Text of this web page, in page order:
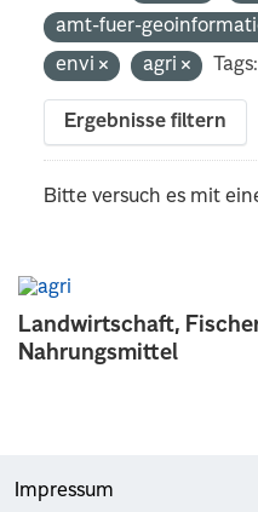
Landwirtschaft,
Nahrungsmittel
amt-fuer-
envi
agri Tags:
Ergebnisse filtern
Bitte versuch es mit
Impressum